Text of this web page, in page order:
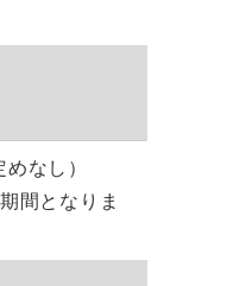
なし）
間となりま